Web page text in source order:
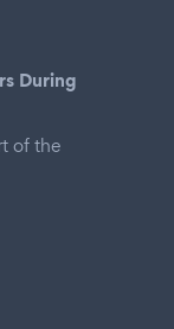
During
of the